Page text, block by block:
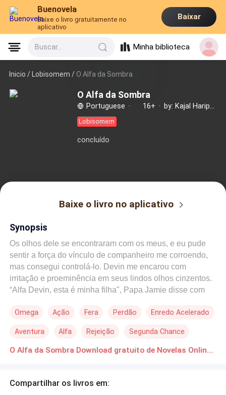
Buenovela
Baixe o livro gratuitamente no
aplicativo
Baixar
Buscar... Minha biblioteca
Inicio /Lobisomem / O Alfa da Sombra
O Alfa da Sombra
Portuguese · 16+ ·
Lobisomem
concluído
Baixe o livro no aplicativo
Synopsis
Os olhos dele se encontraram com os meus, e eu pude
sentir a força do vínculo de companheiro me corroendo,
mas consegui controlá-lo. Devin me encarou com
irritação e proeminência em seus lindos olhos cinzentos.
“Alfa Devin, esta é minha filha", Papa Jamie disse com
confuso, e então virou-se para mim. Antes que pudesse
vigilância da cabeça aos pés. Ele ainda era gostoso
como antes, senão mais: seu corpo estava mais
de companheiro. Meus olhos estavam vazios de emoção
Omega Ação Fera Perdão Enredo Acelerado
Aventura Alfa Rejeição Segunda Chance
O Alfa da Sombra Download gratuito de Novelas Online em PDF
Compartilhar os livros em: